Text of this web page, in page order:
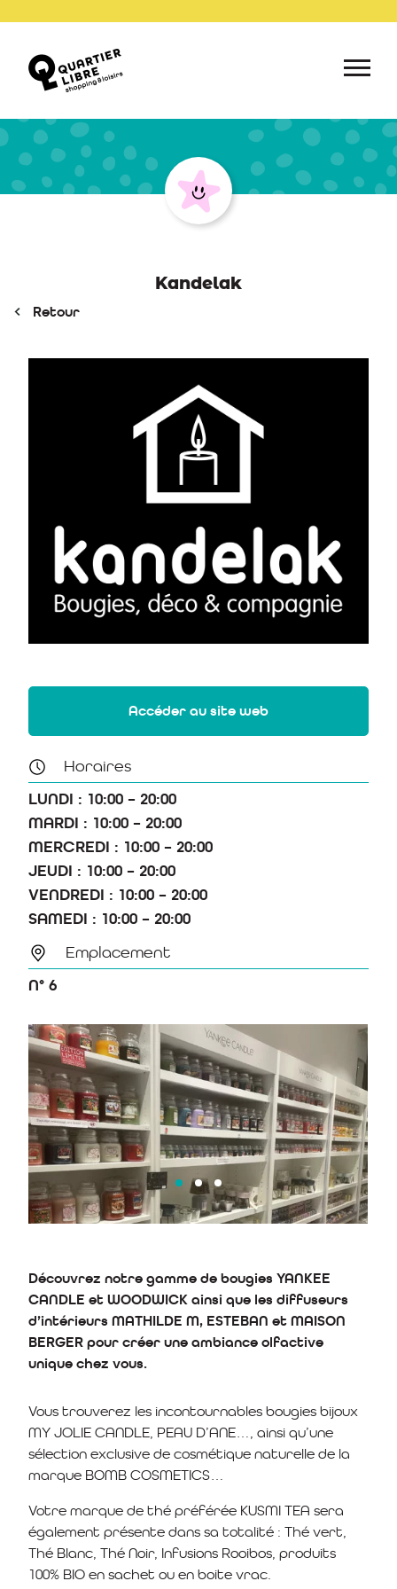
Kandelak
Retour
Accéder au site web
Horaires
LUNDI : 10:00 – 20:00
MARDI : 10:00 – 20:00
MERCREDI : 10:00 – 20:00
JEUDI : 10:00 – 20:00
VENDREDI : 10:00 – 20:00
SAMEDI : 10:00 – 20:00
Emplacement
N° 6
Découvrez notre gamme de bougies YANKEE
CANDLE et WOODWICK ainsi que les diffuseurs
d’intérieurs MATHILDE M, ESTEBAN et MAISON
BERGER pour créer une ambiance olfactive
unique chez vous.
Vous trouverez les incontournables bougies bijoux
MY JOLIE CANDLE, PEAU D’ANE…, ainsi qu’une
sélection exclusive de cosmétique naturelle de la
marque BOMB COSMETICS…
Votre marque de thé préférée KUSMI TEA sera
également présente dans sa totalité : Thé vert,
Thé Blanc, Thé Noir, Infusions Rooibos, produits
100% BIO en sachet ou en boite vrac.